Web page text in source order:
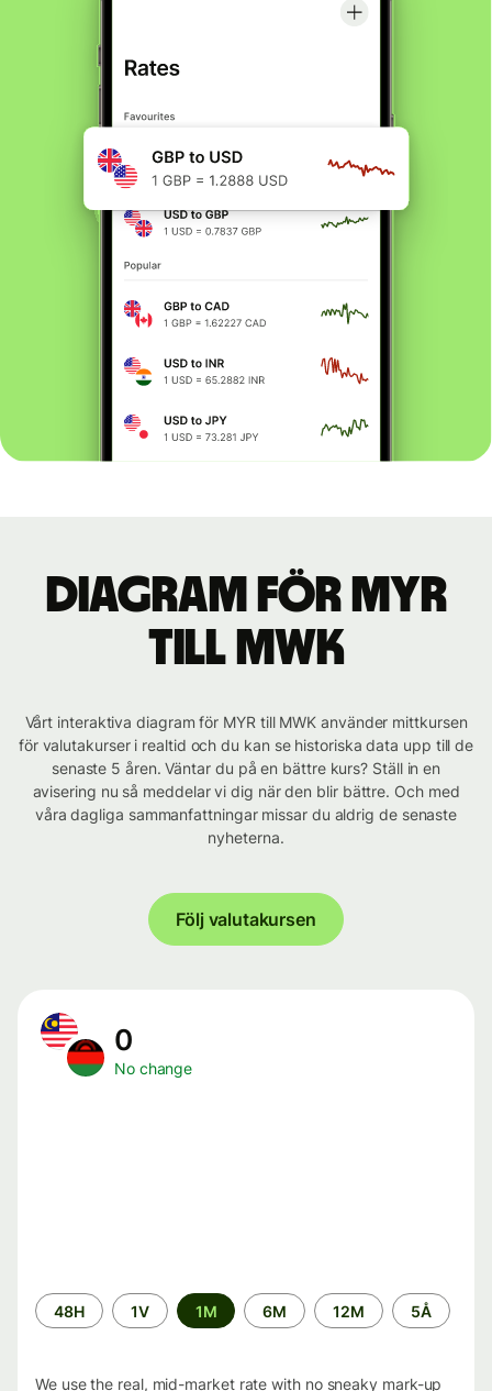
Diagram för MYR
till MWK
Vårt interaktiva diagram för MYR till MWK använder mittkursen
för valutakurser i realtid och du kan se historiska data upp till de
senaste 5 åren. Väntar du på en bättre kurs? Ställ in en
avisering nu så meddelar vi dig när den blir bättre. Och med
våra dagliga sammanfattningar missar du aldrig de senaste
nyheterna.
Följ valutakursen
0
No change
Time
period
48H 1V 1M 6M 12M 5Å
We use the real, mid-market rate with no sneaky mark-up